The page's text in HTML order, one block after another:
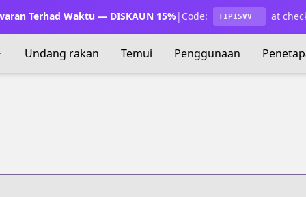
Terhad Waktu — DISKAUN 15%| Code: T1P15VV at
Undang rakan Temui Penggunaan